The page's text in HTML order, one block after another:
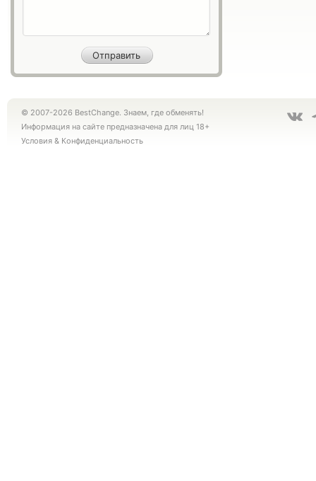
© 2007-2026 BestChange. Знаем, где обменять!
Информация на сайте предназначена для лиц 18+
Условия & Конфиденциальность